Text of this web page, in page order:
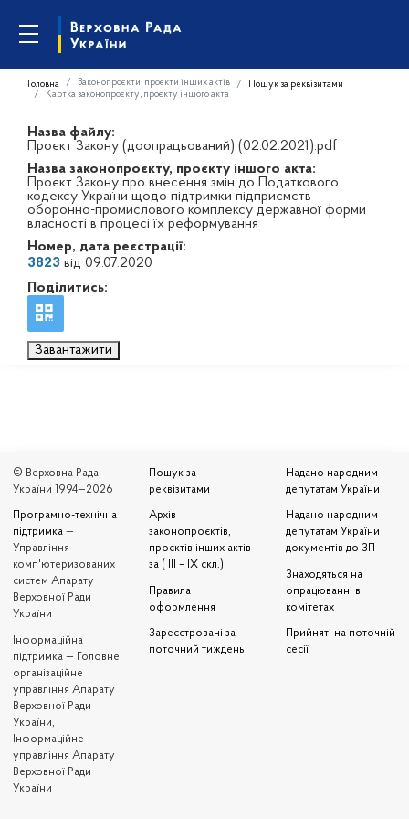
Головна Законопроєкти, проєкти інших актів
Пошук за реквізитами
Картка законопроєкту, проєкту іншого акта
Назва файлу:
Проєкт Закону (доопрацьований) (02.02.2021).pdf
Назва законопроєкту, проєкту іншого акта:
Проєкт Закону про внесення змін до Податкового
кодексу України щодо підтримки підприємств
оборонно-промислового комплексу державної форми
власності в процесі їх реформування
Номер, дата реєстрації:
3823 від 09.07.2020
Поділитись:
Завантажити
© Верховна Рада
України 1994—2026
Програмно-технічна
підтримка —
Управління
комп'ютеризованих
систем Апарату
Верховної Ради
України
Iнформаційна
підтримка — Головне
організаційне
управління Апарату
Верховної Ради
України,
Інформаційне
управління Апарату
Верховної Ради
України
Пошук за
реквізитами
Архів
законопроєктів,
проєктів інших актів
за ( III – IX скл.)
Правила
оформлення
Зареєстровані за
поточний тиждень
Надано народним
депутатам України
Надано народним
депутатам України
документів до ЗП
Знаходяться на
опрацюванні в
комітетах
Прийняті на поточній
сесії